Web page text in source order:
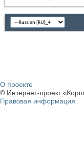
О проекте
© Интернет-проект
Правовая информация